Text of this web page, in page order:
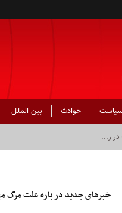
حوادث بین الملل
در ر...
خبرهای جدید در باره علت مرگ